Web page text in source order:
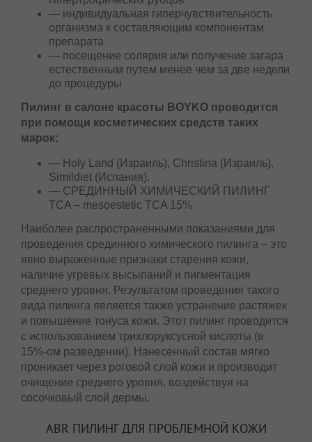
— склонность к появлению келоидных и
гипертрофических рубцов
— индивидуальная гиперчувствительность
организма к составляющим компонентам
препарата
— посещение солярия или получение
загара естественным путем менее чем за
две недели до процедуры
Пилинг в салоне красоты BOYKO проводится
при помощи косметических средств таких
— Holy Land (Израиль), Christina (Израиль),
Simildiet (Испания).
— СРЕДИННЫЙ ХИМИЧЕСКИЙ ПИЛИНГ
TCA – mesoestetiс TCA 15%
Наиболее распространенными показаниями для
проведения срединного химического пилинга –
это явно выраженные признаки старения кожи,
наличие угревых высыпаний и пигментация
среднего уровня. Результатом проведения такого
вида пилинга является также устранение
растяжек и повышение тонуса кожи. Этот пилинг
проводится с использованием трихлоруксусной
кислоты (в 15%-ом разведении). Нанесенный
состав мягко проникает через роговой слой кожи
и производит очищение среднего уровня,